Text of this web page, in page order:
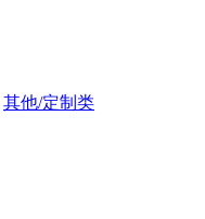
其他/定制类